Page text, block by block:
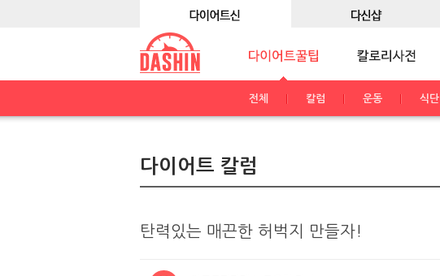
전체 칼럼 운동 식단
다이어트 칼럼
탄력있는 매끈한 허벅지 만들자!